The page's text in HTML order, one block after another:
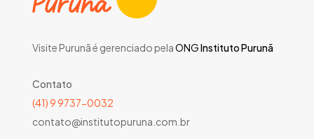
Visite Purunã é gerenciado pelaONGInstituto Purunã
Contato
(41) 9 9737-0032
contato@institutopuruna.com.br